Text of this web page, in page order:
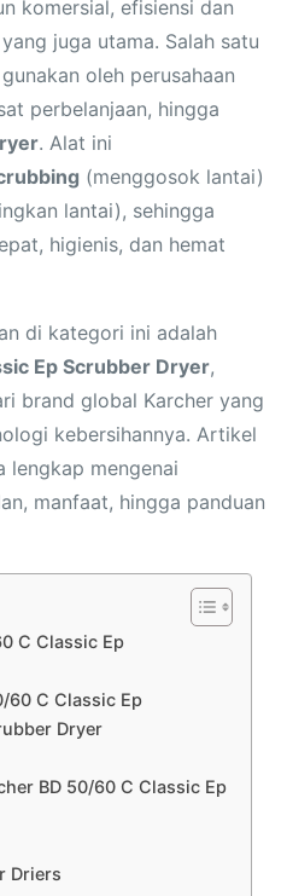
komersial, efisiensi dan
juga utama. Salah satu
oleh perusahaan
perbelanjaan, hingga
. Alat ini
(menggosok lantai)
lantai), sehingga
higienis, dan hemat
di kategori ini adalah
Ep Scrubber Dryer,
brand global Karcher yang
kebersihannya. Artikel
lengkap mengenai
manfaat, hingga panduan
C Classic Ep
60 C Classic Ep
Dryer
BD 50/60 C Classic Ep
Driers